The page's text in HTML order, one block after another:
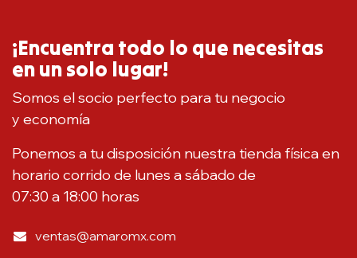
¡Encuentra todo lo que necesitas
en un solo lugar!
Somos el socio perfecto para tu negocio
y economía
Ponemos a tu disposición nuestra tienda física en
horario corrido de lunes a sábado de
07:30 a 18:00 horas
ventas@amaromx.com